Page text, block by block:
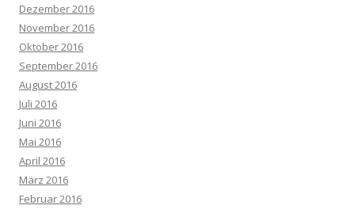
Dezember 2016
November 2016
Oktober 2016
September 2016
August 2016
Juli 2016
Juni 2016
Mai 2016
April 2016
März 2016
Februar 2016